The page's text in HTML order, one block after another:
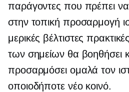
παράγοντες που πρέπει
στην τοπική προσαρμογή
μερικές βέλτιστες
των σημείων θα βοηθήσει
προσαρμόσει ομαλά τον
οποιοδήποτε νέο κοινό.